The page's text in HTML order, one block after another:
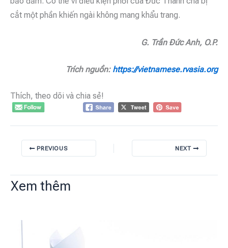
cắt một phần khiến ngài không mang khẩu trang.
G. Trần Đức Anh, O.P.
Trích nguồn:https://vietnamese.rvasia.org
Thích, theo dõi và chia sẻ!
PREVIOUS NEXT
Xem thêm